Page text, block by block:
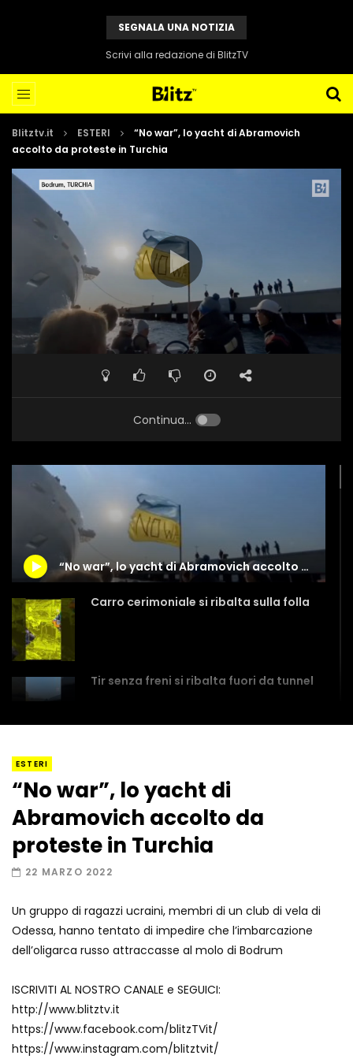
SEGNALA UNA NOTIZIA
Scrivi alla redazione di BlitzTV
Blitztv.it ESTERI
“No war”, lo yacht di Abramovich
accolto da proteste in Turchia
Continua...
“No war”, lo yacht di Abramovich accolto da proteste in Turchia
Carro cerimoniale si ribalta sulla folla
Tir senza freni si ribalta fuori da tunnel
Amiocuggino fa saltare in aria il drone
Record di baci in 30 secondi
Due navi USA si scontrano in mare
ESTERI
“No war”, lo yacht di
Abramovich accolto da
proteste in Turchia
22 MARZO 2022
Un gruppo di ragazzi ucraini, membri di un club di vela di
Odessa, hanno tentato di impedire che l’imbarcazione
dell’oligarca russo attraccasse al molo di Bodrum
ISCRIVITI AL NOSTRO CANALE e SEGUICI:
http://www.blitztv.it
https://www.facebook.com/blitzTVit/
https://www.instagram.com/blitztvit/